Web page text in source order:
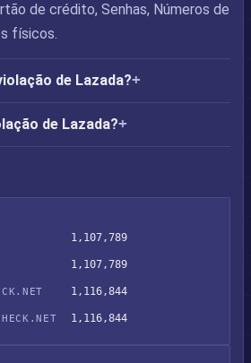
de crédito, Senhas, Números de
físicos.
de Lazada?
de Lazada?
1,107,789
1,107,789
1,116,844
1,116,844